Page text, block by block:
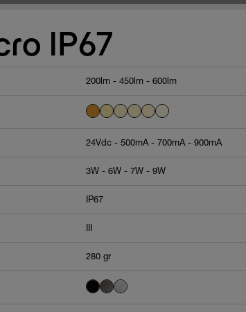
IP67
200lm - 450lm - 600lm
24Vdc - 500mA - 700mA - 900mA
3W - 6W - 7W - 9W
IP67
280 gr